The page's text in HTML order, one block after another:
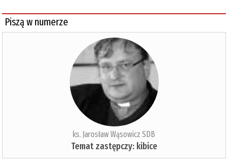
Piszą w numerze
ks. Jarosław Wąsowicz SDB
Temat zastępczy: kibice